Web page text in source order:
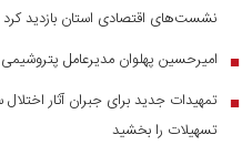
نشست‌های اقتصادی استان بازدید کرد
■ امیرحسین پهلوان مدیرعامل
■
تمهیدات جدید برای جبران آثار
تسهیلات را بخشید